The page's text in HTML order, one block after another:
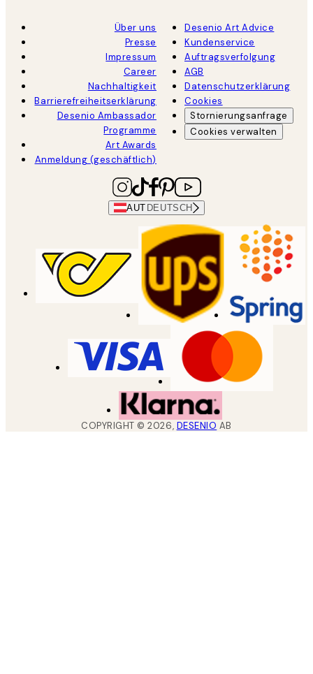
Über uns
Presse
Impressum
Career
Nachhaltigkeit
Barrierefreiheitserklärung
Desenio Ambassador
Programme
Art Awards
Anmeldung (geschäftlich)
Desenio Art Advice
Kundenservice
Auftragsverfolgung
AGB
Datenschutzerklärung
Cookies
Stornierungsanfrage
Cookies verwalten
AUT DEUTSCH
COPYRIGHT ©2026, DESENIO AB